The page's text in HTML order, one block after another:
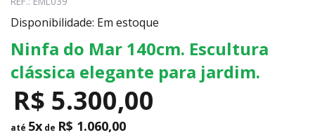
Disponibilidade: Em estoque
Ninfa do Mar 140cm. Escultura
clássica elegante para jardim.
R$ 5.300,00
até 5x de R$ 1.060,00